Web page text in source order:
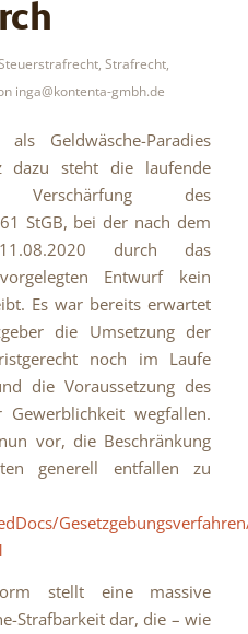
, Strafrecht,
inga@kontenta-gmbh.de
Geldwäsche-Paradies
dazu steht die laufende
Verschärfung des
StGB, bei der nach dem
durch das
Entwurf kein
Es war bereits erwartet
die Umsetzung der
noch im Laufe
die Voraussetzung des
wegfallen.
vor, die Beschränkung
generell entfallen zu
stellt eine massive
Strafbarkeit dar, die – wie